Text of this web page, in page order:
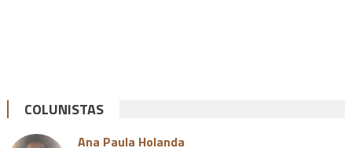
COLUNISTAS
Ana Paula Holanda